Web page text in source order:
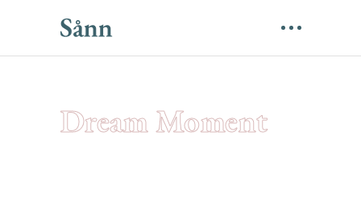
Dream Moment